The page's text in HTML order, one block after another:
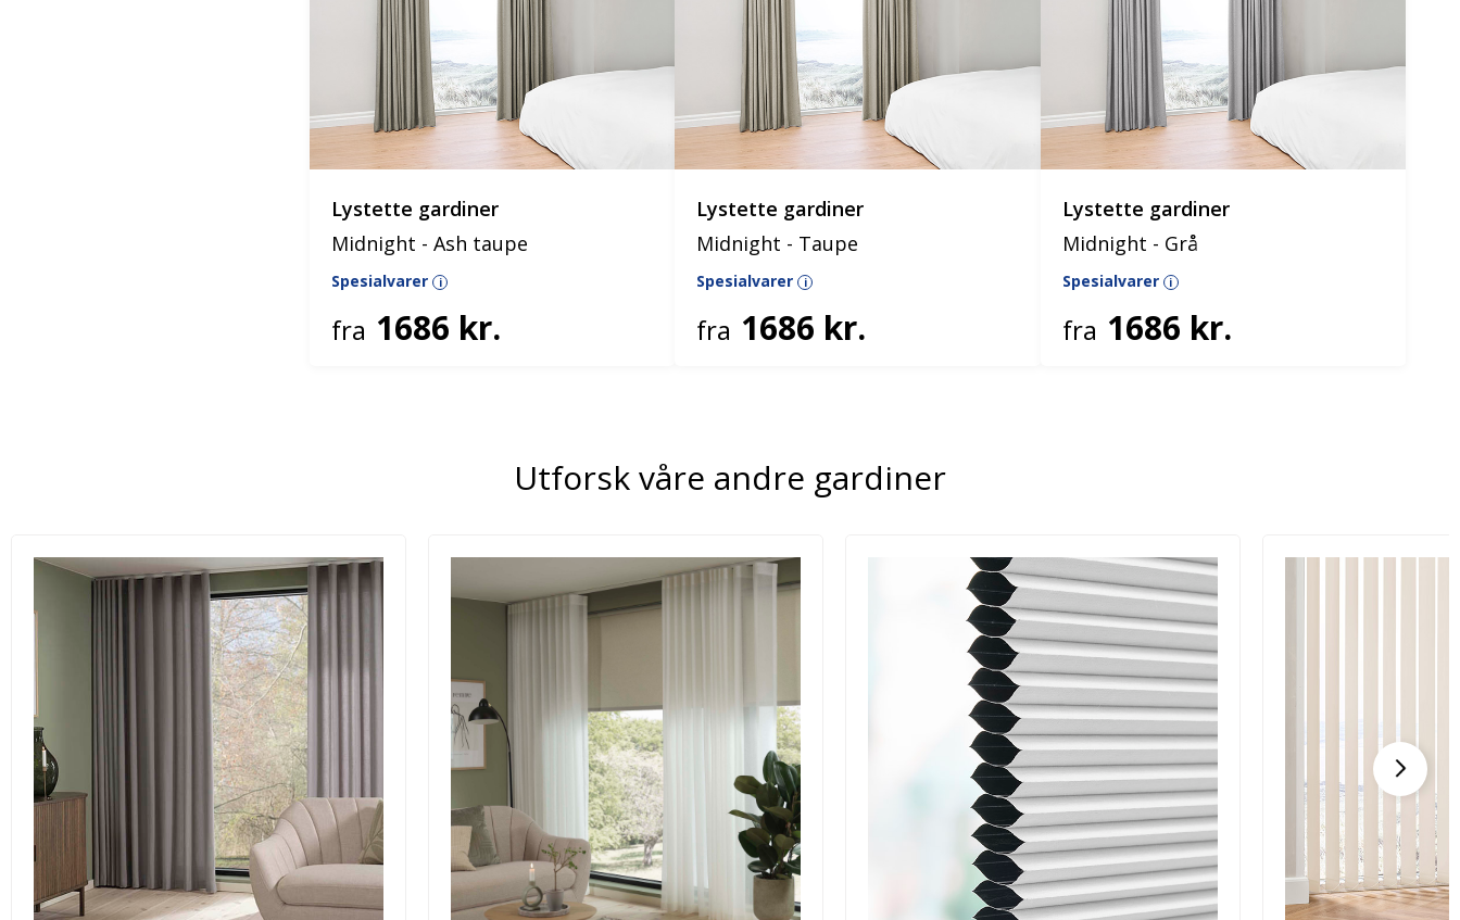
Lystette gardiner
Midnight - Ash taupe
Spesialvarer i
fra 1686 kr.
Lystette gardiner
Midnight - Taupe
Spesialvarer i
fra 1686 kr.
Lystette gardiner
Midnight - Grå
Spesialvarer i
fra 1686 kr.
Utforsk våre andre gardiner